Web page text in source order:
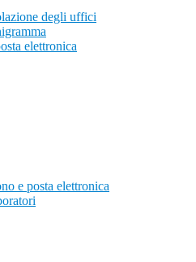
degli uffici
elettronica
e posta elettronica